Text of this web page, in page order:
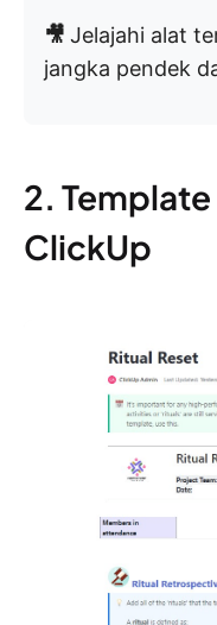
🎥 Jelajahi alat
jangka pendek
2. Template
ClickUp